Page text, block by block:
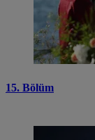
15. Bölüm